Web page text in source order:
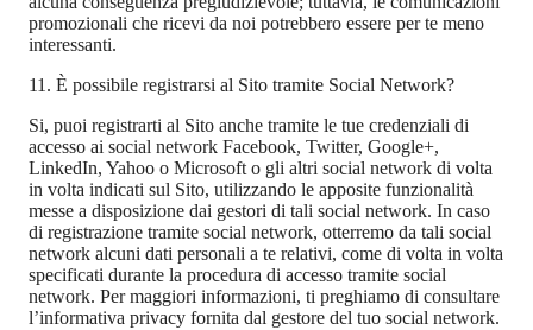
promozionali che ricevi da noi potrebbero essere per te meno
interessanti.
11. È possibile registrarsi al Sito tramite Social Network?
Si, puoi registrarti al Sito anche tramite le tue credenziali di
accesso ai social network Facebook, Twitter, Google+,
LinkedIn, Yahoo o Microsoft o gli altri social network di volta
in volta indicati sul Sito, utilizzando le apposite funzionalità
messe a disposizione dai gestori di tali social network. In caso
di registrazione tramite social network, otterremo da tali social
network alcuni dati personali a te relativi, come di volta in volta
specificati durante la procedura di accesso tramite social
network. Per maggiori informazioni, ti preghiamo di consultare
l’informativa privacy fornita dal gestore del tuo social network.